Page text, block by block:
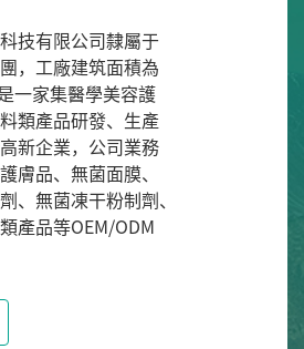
技有限公司隸屬于
，工廠建筑面積為
一家集醫學美容護
類產品研發、生產
新企業，公司業務
膚品、無菌面膜、
、無菌凍干粉制劑、
產品等OEM/ODM